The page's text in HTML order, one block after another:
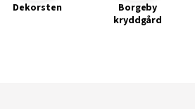
Dekorsten
Borgeby
kryddgård